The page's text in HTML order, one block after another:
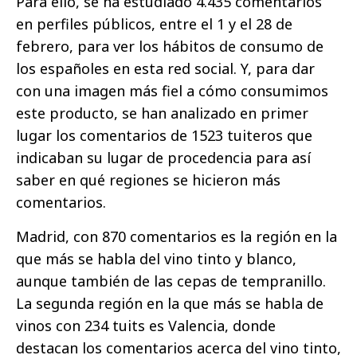
en perfiles públicos, entre el 1 y el 28 de
febrero, para ver los hábitos de consumo de
los españoles en esta red social. Y, para dar
con una imagen más fiel a cómo consumimos
este producto, se han analizado en primer
lugar los comentarios de 1523 tuiteros que
indicaban su lugar de procedencia para así
saber en qué regiones se hicieron más
comentarios.
Madrid, con 870 comentarios es la región en la
que más se habla del vino tinto y blanco,
aunque también de las cepas de tempranillo.
La segunda región en la que más se habla de
vinos con 234 tuits es Valencia, donde
destacan los comentarios acerca del vino tinto,